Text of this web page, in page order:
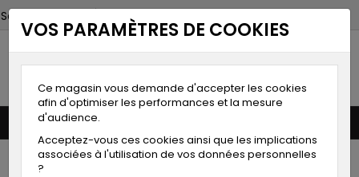
Select Language
Moineau
instruments
Spécialiste de la mesure

ACCUEIL
VOS PARAMÈTRES DE COOKIES
Ce magasin vous demande d'accepter les cookies
afin d'optimiser les performances et la mesure
d'audience.
Acceptez-vous ces cookies ainsi que les implications
associées à l'utilisation de vos données personnelles
?